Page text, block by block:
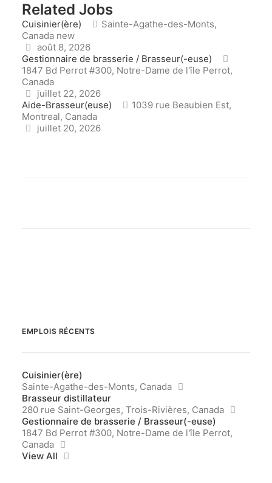
Related Jobs
Cuisinier(ère)
Sainte-Agathe-des-Monts,
Canada new
août 8, 2026
Gestionnaire de brasserie / Brasseur(-euse)
1847 Bd Perrot #300, Notre-Dame de l'île Perrot,
Canada
juillet 22, 2026
Aide-Brasseur(euse)
1039 rue Beaubien Est,
Montreal, Canada
juillet 20, 2026
EMPLOIS RÉCENTS
Cuisinier(ère)
Sainte-Agathe-des-Monts, Canada
Brasseur distillateur
280 rue Saint-Georges, Trois-Rivières, Canada
Gestionnaire de brasserie / Brasseur(-euse)
1847 Bd Perrot #300, Notre-Dame de l'île Perrot,
Canada
View All